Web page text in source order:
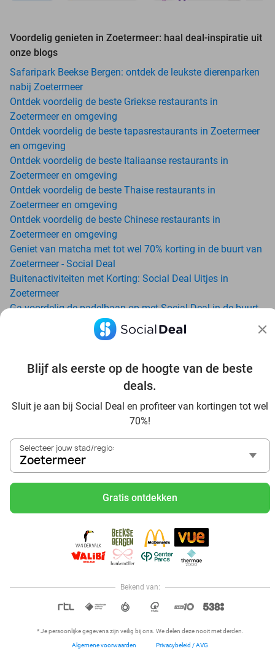
Blijf als eerste op de hoogte van de beste
deals.
Sluit je aan bij Social Deal en profiteer van kortingen tot wel
70%!
Selecteer jouw stad/regio:
Zoetermeer
Gratis ontdekken
Bekend van:
* Je persoonlijke gegevens zijn veilig bij ons. We delen deze nooit met derden.
Algemene voorwaarden Privacybeleid / AVG
Voordelig genieten in Zoetermeer: haal deal-inspiratie uit
onze blogs
Safaripark Beekse Bergen: ontdek de leukste dierenparken
nabij Zoetermeer
Ontdek voordelig de beste Griekse restaurants in
Zoetermeer en omgeving
Ontdek voordelig de beste tapasrestaurants in Zoetermeer
en omgeving
Ontdek voordelig de beste Italiaanse restaurants in
Zoetermeer en omgeving
Ontdek voordelig de beste Thaise restaurants in
Zoetermeer en omgeving
Ontdek voordelig de beste Chinese restaurants in
Zoetermeer en omgeving
Geniet van matcha met tot wel 70% korting in de buurt van
Zoetermeer - Social Deal
Buitenactiviteiten met Korting: Social Deal Uitjes in
Zoetermeer
Ga voordelig de padelbaan op met Social Deal in de buurt
Geniet van je vakantie in Zoetermeer in Nederland met
Ontdek voordelig Pilates in Zoetermeer - Social Deal
Ervaar de kwaliteit van het Van der Valk hotel in
Voordelig genieten bij Sunparks met korting vanuit
Met hoge korting naar de zonnebank in Zoetermeer
Skiën met korting in Zoetermeer? Ontdek de leukste
skihallen en indoor skibanen
Schaatsen in Zoetermeer en omgeving
Holiday on Ice tickets met korting in Zoetermeer
Social Deal voordeelshop: ah, zoveel mooie deals in regio
Waan je in Italiaanse sferen met hoge korting bij Pavarotti
Reis af naar Ketteler Hof vanuit Zoetermeer en beleef
Hoi, onze klantenservice is open,
dus als je een vraag hebt helpen